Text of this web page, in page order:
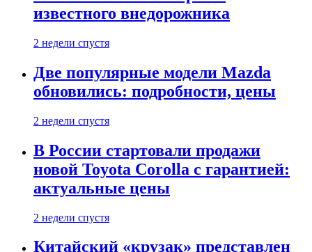
известного внедорожника
2 недели спустя
Две популярные модели Mazda
обновились: подробности, цены
2 недели спустя
В России стартовали продажи
новой Toyota Corolla с гарантией:
актуальные цены
2 недели спустя
Китайский «крузак» представлен